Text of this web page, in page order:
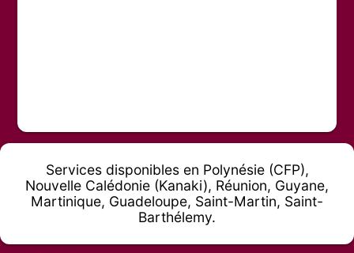
Services disponibles en Polynésie (CFP),
Nouvelle Calédonie (Kanaki), Réunion, Guyane,
Martinique, Guadeloupe, Saint-Martin, Saint-
Barthélemy.